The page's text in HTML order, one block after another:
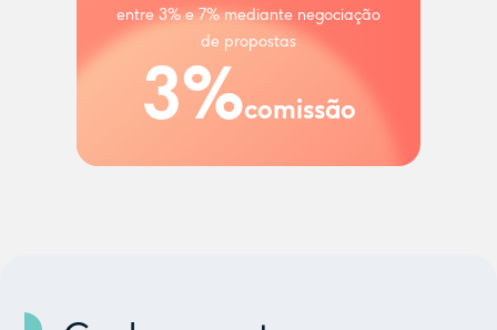
entre 3% e 7% mediante negociação
de propostas
3%comissão